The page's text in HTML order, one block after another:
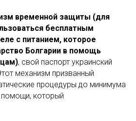
временной защиты (для
бесплатным
с питанием, которое
Болгарии в помощь
, свой паспорт украинский
механизм призванный
процедуры до минимума
помощи, который